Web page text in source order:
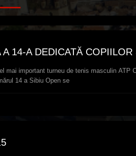
14-A DEDICATĂ
mai important turneu de tenis masculin
14 a Sibiu Open se